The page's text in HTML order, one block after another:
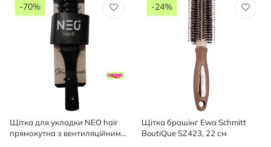
Щітка для укладки NEO hair
прямокутна з вентиляційними
-70%
Щітка брашінг Ewa Schmitt
BoutiQue SZ423, 22 см
-24%